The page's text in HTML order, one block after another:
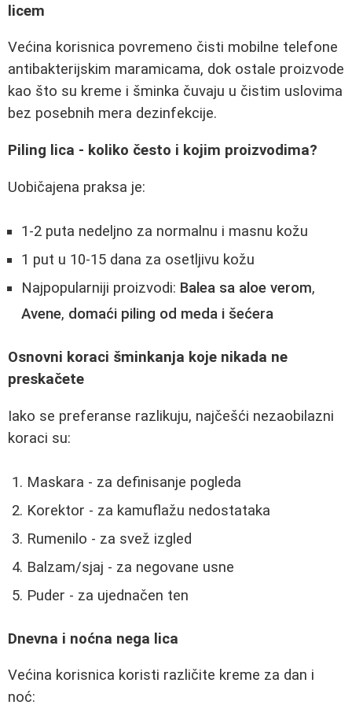
licem
Većina korisnica povremeno čisti mobilne telefone
antibakterijskim maramicama, dok ostale proizvode
kao što su kreme i šminka čuvaju u čistim uslovima
bez posebnih mera dezinfekcije.
Piling lica - koliko često i kojim proizvodima?
Uobičajena praksa je:
1-2 puta nedeljno za normalnu i masnu kožu
1 put u 10-15 dana za osetljivu kožu
Najpopularniji proizvodi: Balea sa aloe verom,
Avene, domaći piling od meda i šećera
Osnovni koraci šminkanja koje nikada ne
preskačete
Iako se preferanse razlikuju, najčešći nezaobilazni
koraci su:
Maskara - za definisanje pogleda
Korektor - za kamuflažu nedostataka
Rumenilo - za svež izgled
Balzam/sjaj - za negovane usne
Puder - za ujednačen ten
Dnevna i noćna nega lica
Većina korisnica koristi različite kreme za dan i
noć: